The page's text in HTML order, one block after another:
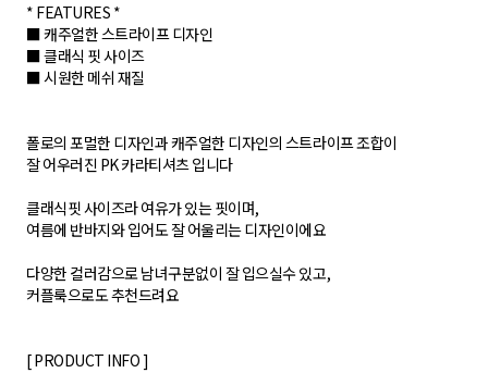
* FEATURES *
■ 캐주얼한 스트라이프 디자인
■ 클래식 핏 사이즈
■ 시원한 메쉬 재질
폴로의 포멀한 디자인과 캐주얼한 디자인의 스트라이프 조합이
잘 어우러진 PK 카라티셔츠 입니다
클래식핏 사이즈라 여유가 있는 핏이며,
여름에 반바지와 입어도 잘 어울리는 디자인이에요
다양한 컬러감으로 남녀구분없이 잘 입으실수 있고,
커플룩으로도 추천드려요
[ PRODUCT INFO ]